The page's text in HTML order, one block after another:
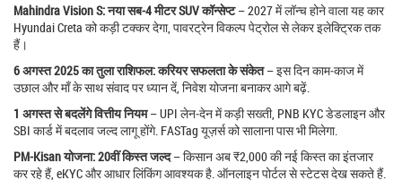
Mahindra Vision S: नया सब‑4 मीटर SUV कॉन्सेप्ट– 2027 में लॉन्च होने वाला यह कार
Hyundai Creta को कड़ी टक्कर देगा, पावरट्रेन विकल्प पेट्रोल से लेकर इलेक्ट्रिक तक
हैं।
6 अगस्त 2025 का तुला राशिफल: करियर सफलता के संकेत– इस दिन काम‑काज में
उछाल और माँ के साथ संवाद पर ध्यान दें, निवेश योजना बनाकर आगे बढ़ें.
1 अगस्त से बदलेंगे वित्तीय नियम– UPI लेन‑देन में कड़ी सख्ती, PNB KYC डेडलाइन और
SBI कार्ड में बदलाव जल्द लागू होंगे. FASTag यूज़र्स को सालाना पास भी मिलेगा.
PM‑Kisan योजना: 20वीं किस्त जल्‍द– किसान अब ₹2,000 की नई किस्त का इंतजार
कर रहे हैं, eKYC और आधार लिंकिंग आवश्यक है. ऑनलाइन पोर्टल से स्टेटस देख सकते हैं.